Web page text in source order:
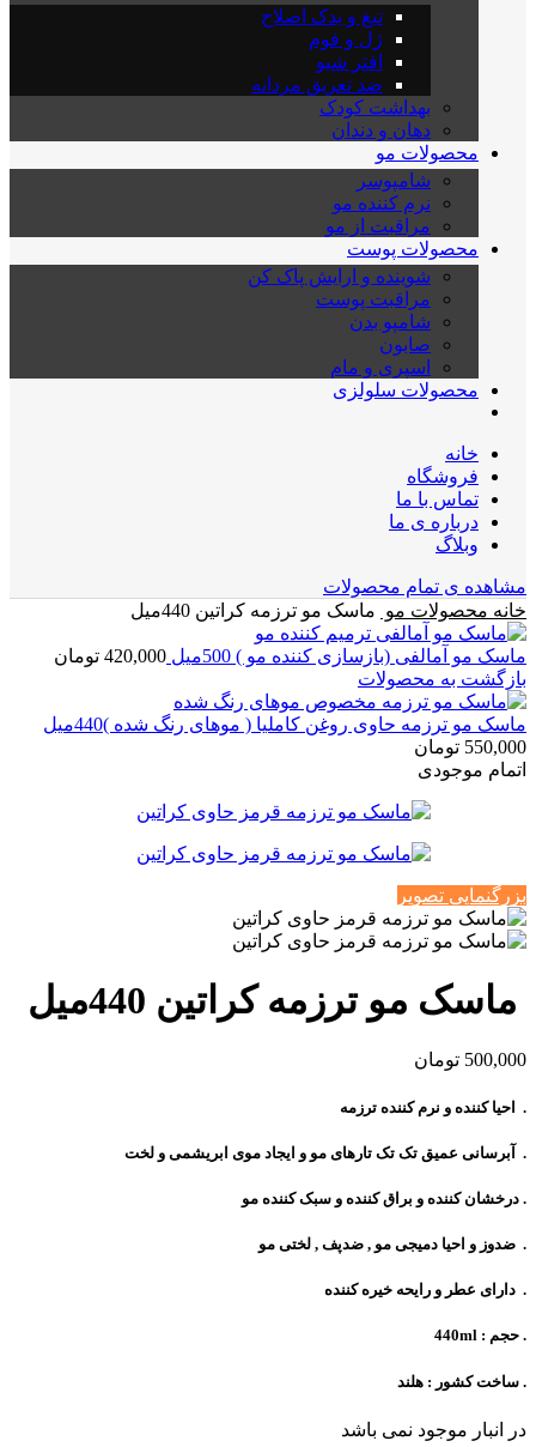
تیغ و یدک اصلاح
ژل و فوم
افتر شیو
ضد تعریق مردانه
بهداشت کودک
دهان و دندان
محصولات مو
شامپوسر
نرم کننده مو
مراقبت از مو
محصولات پوست
شوینده و ارایش پاک کن
مراقبت پوست
شامپو بدن
صابون
اسپری و مام
محصولات سلولزی
خانه
فروشگاه
تماس با ما
درباره ی ما
وبلاگ
مشاهده ی تمام محصولات
خانه محصولات مو ماسک مو ترزمه کراتین 440میل
ماسک مو آمالفی (بازسازی کننده مو ) 500میل 420,000 تومان
بازگشت به محصولات
ماسک مو ترزمه حاوی روغن کاملیا ( موهای رنگ شده )440میل
550,000 تومان
اتمام موجودی
بزرگنمایی تصویر
ماسک مو ترزمه کراتین 440میل
500,000 تومان
. احیا کننده و نرم کننده ترزمه
. آبرسانی عمیق تک تک تارهای مو و ایجاد موی ابریشمی و لخت
. درخشان کننده و براق کننده و سبک کننده مو
. ضدوز و احیا دمیجی مو , ضدپف , لختی مو
. دارای عطر و رایحه خیره کننده
. حجم : 440ml
. ساخت کشور : هلند
در انبار موجود نمی باشد